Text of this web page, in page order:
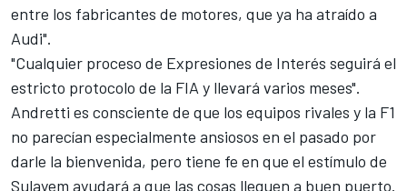
entre los fabricantes de motores, que ya ha atraído a
Audi".
"Cualquier proceso de Expresiones de Interés seguirá el
estricto protocolo de la FIA y llevará varios meses".
Andretti es consciente de que los equipos rivales y la F1
no parecían especialmente ansiosos en el pasado por
darle la bienvenida, pero tiene fe en que el estímulo de
Sulayem ayudará a que las cosas lleguen a buen puerto.